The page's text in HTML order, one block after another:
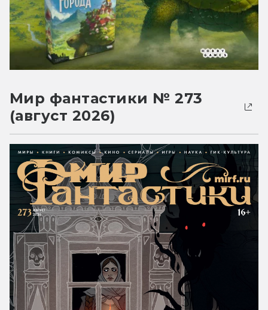
Мир фантастики № 273
(август 2026)